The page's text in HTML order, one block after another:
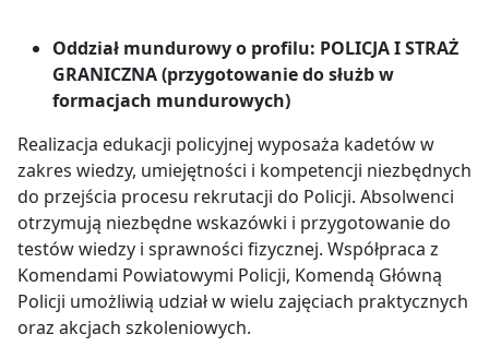
Oddział mundurowy o profilu: POLICJA I STRAŻ
GRANICZNA (przygotowanie do służb w
formacjach mundurowych)
Realizacja edukacji policyjnej wyposaża kadetów w
zakres wiedzy, umiejętności i kompetencji niezbędnych
do przejścia procesu rekrutacji do Policji. Absolwenci
otrzymują niezbędne wskazówki i przygotowanie do
testów wiedzy i sprawności fizycznej. Współpraca z
Komendami Powiatowymi Policji, Komendą Główną
Policji umożliwią udział w wielu zajęciach praktycznych
oraz akcjach szkoleniowych.